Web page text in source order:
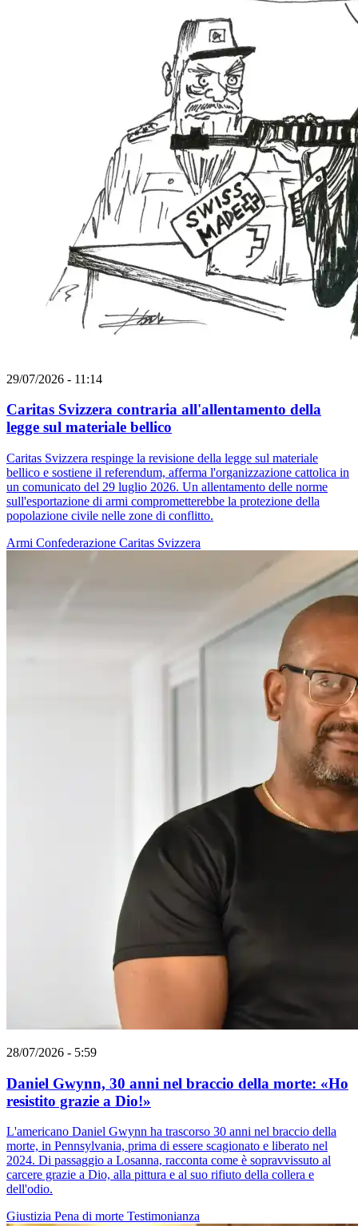
29/07/2026 - 11:14
Caritas Svizzera contraria all'allentamento della
legge sul materiale bellico
Caritas Svizzera respinge la revisione della legge sul materiale
bellico e sostiene il referendum, afferma l'organizzazione cattolica in
un comunicato del 29 luglio 2026. Un allentamento delle norme
sull'esportazione di armi comprometterebbe la protezione della
popolazione civile nelle zone di conflitto.
Armi Confederazione Caritas Svizzera
28/07/2026 - 5:59
Daniel Gwynn, 30 anni nel braccio della morte: «Ho
resistito grazie a Dio!»
L'americano Daniel Gwynn ha trascorso 30 anni nel braccio della
morte, in Pennsylvania, prima di essere scagionato e liberato nel
2024. Di passaggio a Losanna, racconta come è sopravvissuto al
carcere grazie a Dio, alla pittura e al suo rifiuto della collera e
dell'odio.
Giustizia Pena di morte Testimonianza